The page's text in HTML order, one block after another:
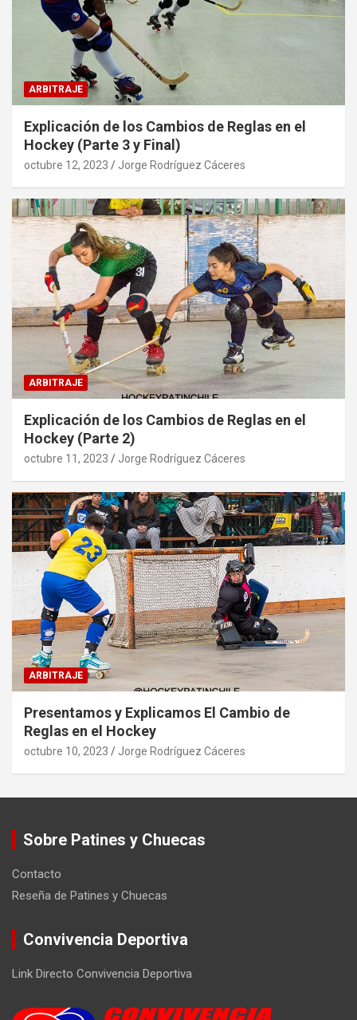
ARBITRAJE
Explicación de los Cambios de Reglas en el
Hockey (Parte 3 y Final)
octubre 12, 2023 Jorge Rodríguez Cáceres
ARBITRAJE
Explicación de los Cambios de Reglas en el
Hockey (Parte 2)
octubre 11, 2023 Jorge Rodríguez Cáceres
ARBITRAJE
Presentamos y Explicamos El Cambio de
Reglas en el Hockey
octubre 10, 2023 Jorge Rodríguez Cáceres
Sobre Patines y Chuecas
Contacto
Reseña de Patines y Chuecas
Convivencia Deportiva
Link Directo Convivencia Deportiva